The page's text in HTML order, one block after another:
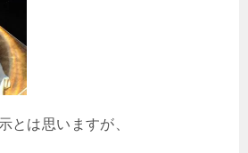
とは思いますが、